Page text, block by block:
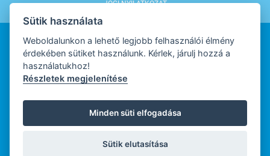
JOGI NYILATKOZAT
WEBDESIGN
WEBFEJLESZTŐ
Sütik használata
Weboldalunkon a lehető legjobb felhasználói élmény
érdekében sütiket használunk. Kérlek, járulj hozzá a
használatukhoz!
Részletek megjelenítése
Minden süti elfogadása
Sütik elutasítása